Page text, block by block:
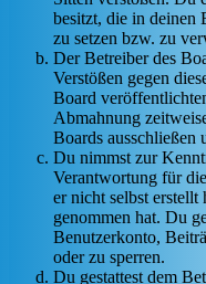
besitzt, die in deinen
zu setzen bzw. zu
Der Betreiber des
Verstößen gegen
Board
Abmahnung
Boards ausschließen
Du nimmst zur
Verantwortung für
er nicht selbst
genommen hat. Du
Benutzerkonto,
oder zu sperren.
Du gestattest dem